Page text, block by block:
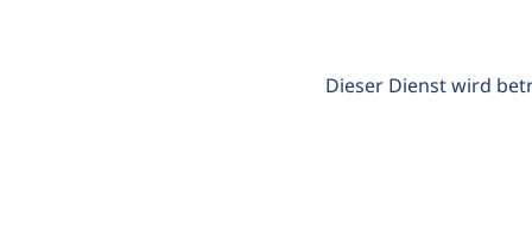
Dieser Dienst wird